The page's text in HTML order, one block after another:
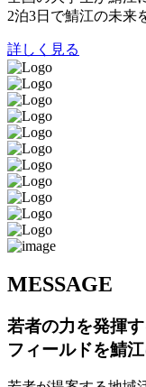
2泊3日で鯖江の未来
詳しく見る
MESSAGE
若者の力を発揮
フィールドを鯖